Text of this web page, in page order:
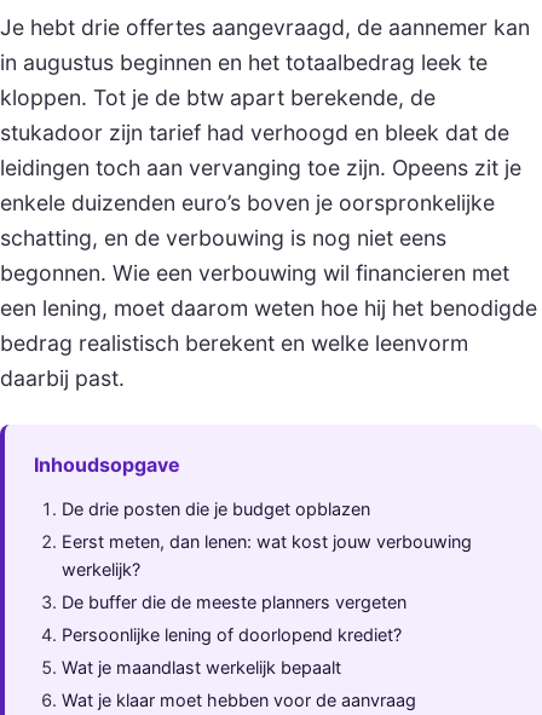
Je hebt drie offertes aangevraagd, de aannemer kan
in augustus beginnen en het totaalbedrag leek te
kloppen. Tot je de btw apart berekende, de
stukadoor zijn tarief had verhoogd en bleek dat de
leidingen toch aan vervanging toe zijn. Opeens zit je
enkele duizenden euro’s boven je oorspronkelijke
schatting, en de verbouwing is nog niet eens
begonnen. Wie een verbouwing wil financieren met
een lening, moet daarom weten hoe hij het benodigde
bedrag realistisch berekent en welke leenvorm
daarbij past.
Inhoudsopgave
De drie posten die je budget opblazen
Eerst meten, dan lenen: wat kost jouw verbouwing
werkelijk?
De buffer die de meeste planners vergeten
Persoonlijke lening of doorlopend krediet?
Wat je maandlast werkelijk bepaalt
Wat je klaar moet hebben voor de aanvraag